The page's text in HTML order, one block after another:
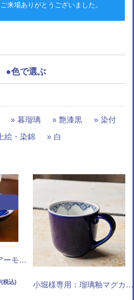
来場ありがとうございました。
●色で選ぶ
暮瑠璃 艶漆黒 染付
上絵・染錦 白
石丸様専用ページ：アーモンドボウル (市松 )
小堀様専用：瑠璃釉マグカップ（瓔珞）